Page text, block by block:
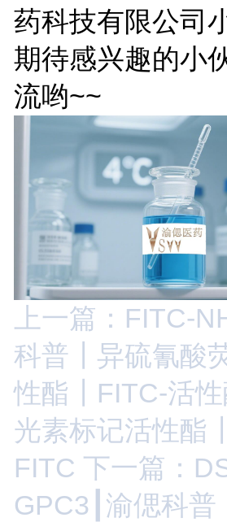
药科技有限公司
期待感兴趣的小
流哟~~
上一篇：FITC-
科普┃异硫氰酸
性酯┃FITC-活
光素标记活性酯
FITC 下一篇：
GPC3┃渝偲科